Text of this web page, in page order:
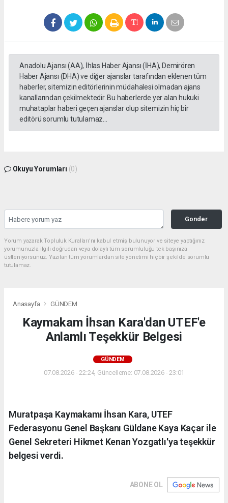
Anadolu Ajansı (AA), İhlas Haber Ajansı (İHA), Demirören
Haber Ajansı (DHA) ve diğer ajanslar tarafından eklenen tüm
haberler, sitemizin editörlerinin müdahalesi olmadan ajans
kanallarından çekilmektedir. Bu haberlerde yer alan hukuki
muhataplar haberi geçen ajanslar olup sitemizin hiç bir
editörü sorumlu tutulamaz...
Okuyu Yorumları (0)
Gonder
Yorum yazarak Topluluk Kuralları’nı kabul etmiş bulunuyor ve siteye yaptığınız
yorumunuzla ilgili doğrudan veya dolaylı tüm sorumluluğu tek başınıza
üstleniyorsunuz. Yazılan tüm yorumlardan site yönetimi hiçbir şekilde sorumlu
tutulamaz.
Anasayfa GÜNDEM
Kaymakam İhsan Kara'dan UTEF'e
Anlamlı Teşekkür Belgesi
GÜNDEM
07.08.2026 - 22:24, Güncelleme: 07.08.2026 - 23:01
Muratpaşa Kaymakamı İhsan Kara, UTEF
Federasyonu Genel Başkanı Güldane Kaya Kaçar ile
Genel Sekreteri Hikmet Kenan Yozgatlı'ya teşekkür
belgesi verdi.
ABONE OL